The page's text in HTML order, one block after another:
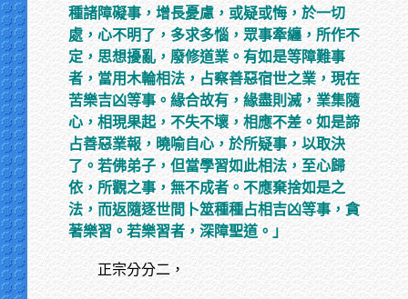
種諸障礙事，增長憂慮，或疑或悔，於一切
處，心不明了，多求多惱，眾事牽纏，所作不
定，思想擾亂，廢修道業。有如是等障難事
者，當用木輪相法，占察善惡宿世之業，現在
苦樂吉凶等事。緣合故有，緣盡則滅，業集隨
心，相現果起，不失不壞，相應不差。如是諦
占善惡業報，曉喻自心，於所疑事，以取決
了。若佛弟子，但當學習如此相法，至心歸
依，所觀之事，無不成者。不應棄捨如是之
法，而返隨逐世間卜筮種種占相吉凶等事，貪
著樂習。若樂習者，深障聖道。」
正宗分分二，